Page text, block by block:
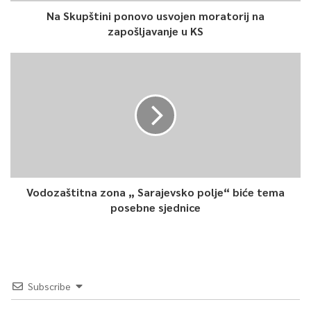
Na Skupštini ponovo usvojen moratorij na
zapošljavanje u KS
Vodozaštitna zona „ Sarajevsko polje“ biće tema
posebne sjednice
Subscribe